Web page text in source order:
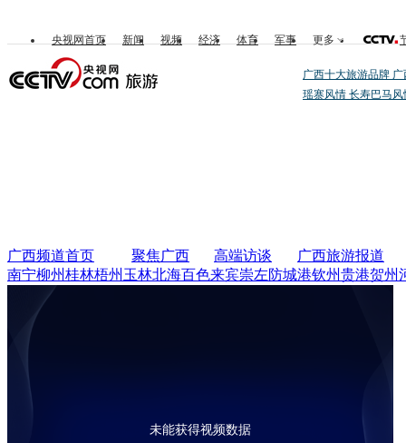
央视网首页 新闻 视频 经济 体育 军事 更多
广西十大旅游品牌
瑶寨风情 长寿巴马
广西频道首页 聚焦广西 高端访谈
广西旅游报道
南宁柳州桂林梧州 玉林北海百色来宾崇左防城港钦州贵港贺州
未能获得视频数据